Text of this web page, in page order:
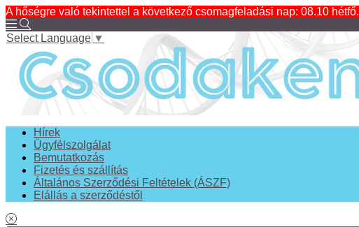
A hőségre való tekintettel a következő csomagfeladási nap: 08.10 hétfő.
Select Language ▼
Hírek
Ügyfélszolgálat
Bemutatkozás
Fizetés és szállítás
Általános Szerződési Feltételek (ÁSZF)
Elállás a szerződéstől